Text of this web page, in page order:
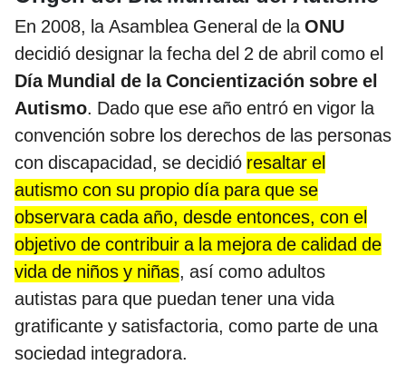
En 2008, la Asamblea General de la ONU
decidió designar la fecha del 2 de abril como el
Día Mundial de la Concientización sobre el
Autismo. Dado que ese año entró en vigor la
convención sobre los derechos de las personas
con discapacidad, se decidió resaltar el
autismo con su propio día para que se
observara cada año, desde entonces, con el
objetivo de contribuir a la mejora de calidad de
vida de niños y niñas, así como adultos
autistas para que puedan tener una vida
gratificante y satisfactoria, como parte de una
sociedad integradora.